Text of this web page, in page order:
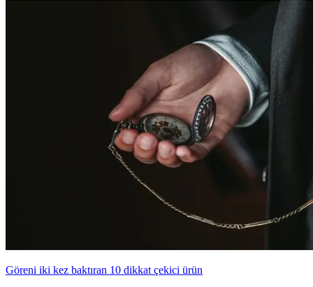
Göreni iki kez baktıran 10 dikkat çekici ürün